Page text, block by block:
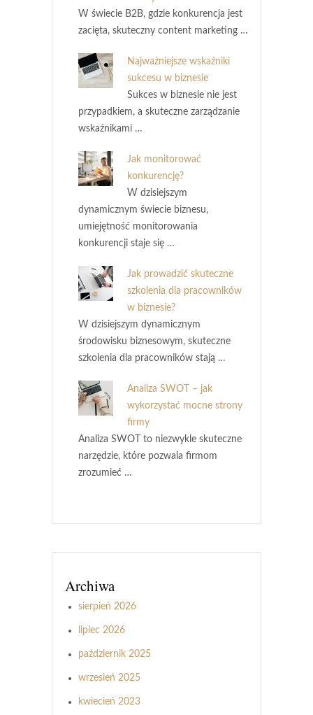
W świecie B2B, gdzie konkurencja jest
zacięta, skuteczny content marketing …
Najważniejsze wskaźniki
sukcesu w biznesie
Sukces w biznesie nie jest
przypadkiem, a skuteczne zarządzanie
wskaźnikami …
Jak monitorować
konkurencję?
W dzisiejszym
dynamicznym świecie biznesu,
umiejętność monitorowania
konkurencji staje się …
Jak prowadzić skuteczne
szkolenia dla pracowników
w biznesie?
W dzisiejszym dynamicznym
środowisku biznesowym, skuteczne
szkolenia dla pracowników stają …
Analiza SWOT – jak
wykorzystać mocne strony
firmy
Analiza SWOT to niezwykle skuteczne
narzędzie, które pozwala firmom
zrozumieć …
Archiwa
sierpień 2026
lipiec 2026
październik 2025
wrzesień 2025
kwiecień 2023